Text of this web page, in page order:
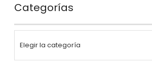
Categorías